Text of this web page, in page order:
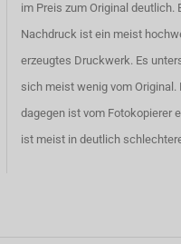
im Preis zum Original deutlich.
Nachdruck ist ein meist
erzeugtes Druckwerk. Es
sich meist wenig vom Original.
dagegen ist vom Fotokopierer
ist meist in deutlich